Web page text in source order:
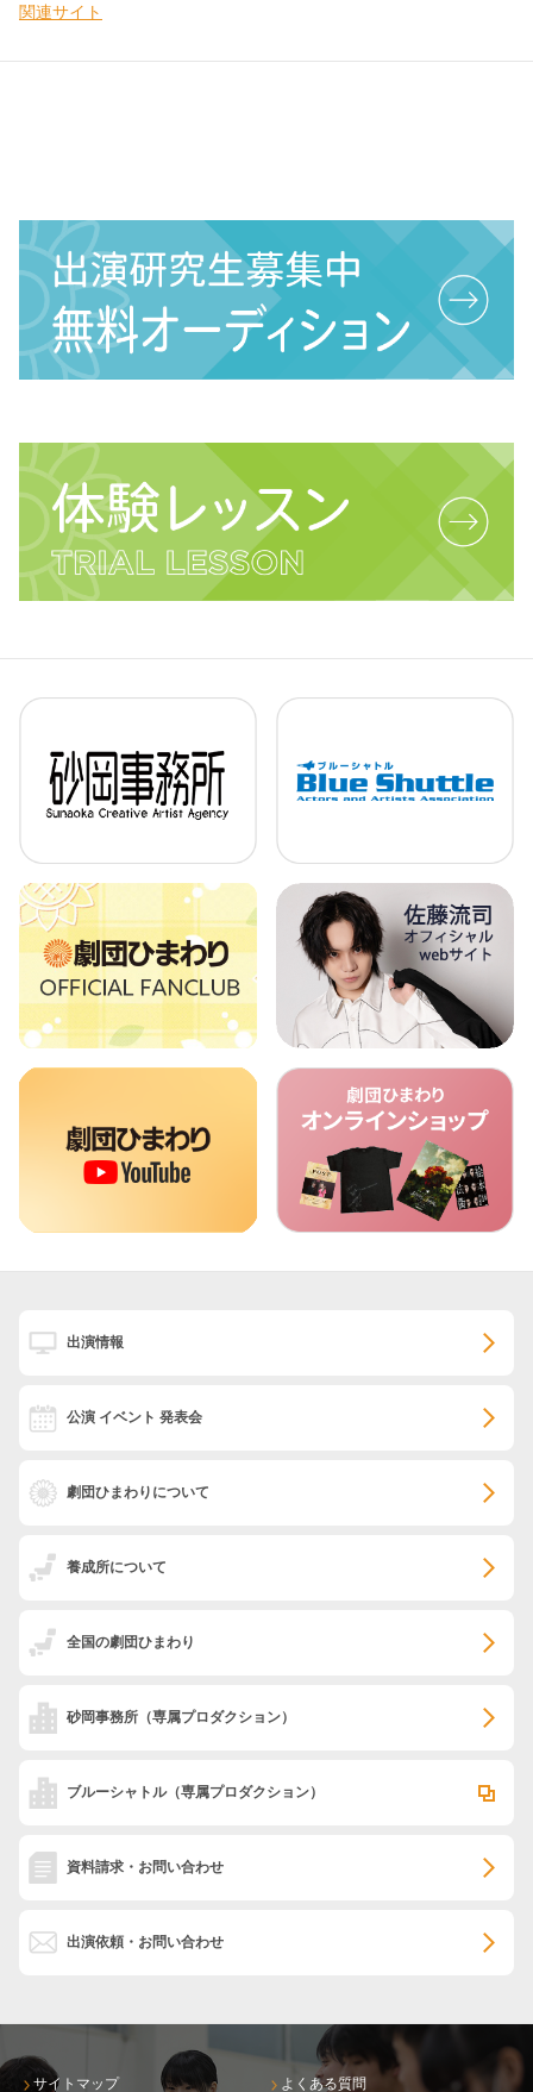
関連サイト
出演情報
公演 イベント 発表会
劇団ひまわりについて
養成所について
全国の劇団ひまわり
砂岡事務所 （専属プロダクション）
ブルーシャトル（専属プロダクション）
資料請求・お問い合わせ
出演依頼・お問い合わせ
サイトマップ よくある質問